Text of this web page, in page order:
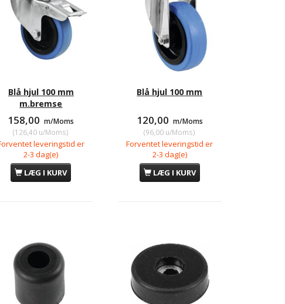
Blå hjul 100 mm
m.bremse
158,00 m/Moms
(126,40 u/Moms)
leveringstid er
2-3 dag(e)
LÆG I KURV
Blå hjul 100 mm
120,00 m/Moms
(96,00 u/Moms)
Forventet leveringstid er
2-3 dag(e)
LÆG I KURV